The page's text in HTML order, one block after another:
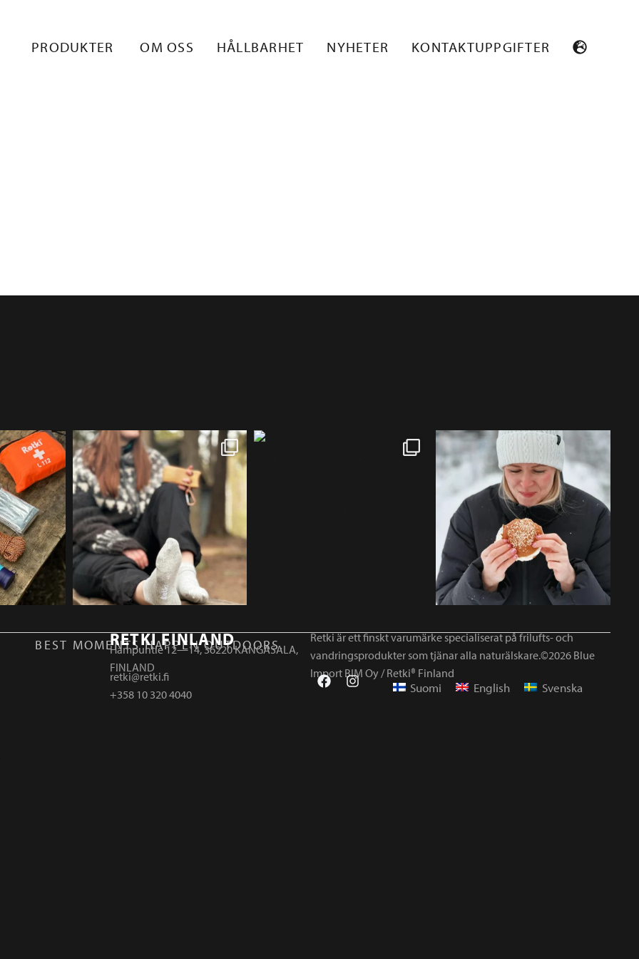
PRODUKTER OM OSS HÅLLBARHET NYHETER KONTAKTUPPGIFTER
BEST MOMENTS HAPPEN OUTDOORS.
RETKI FINLAND
Hampuntie 12—14, 36220 KANGASALA,
FINLAND
retki@retki.fi
+358 10 320 4040
Retki är ett finskt varumärke specialiserat på frilufts- och
vandringsprodukter som tjänar alla naturälskare.©2026 Blue
Import BIM Oy / Retki® Finland
Suomi English Svenska